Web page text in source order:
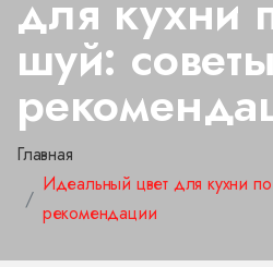
для кухни
шуй:
Главная
Идеальный цвет для кухни
рекомендации